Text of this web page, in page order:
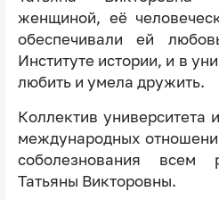
женщиной, её
обеспечивали ей
Институте истории, и в
любить и умела дружить.
Коллектив университета
международных
соболезнования
Татьяны Викторовны.